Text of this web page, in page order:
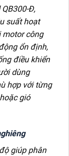
Đ,
suất hoạt
motor công
ổn định,
điều khiển
dùng
hợp với từng
gió
giúp phân